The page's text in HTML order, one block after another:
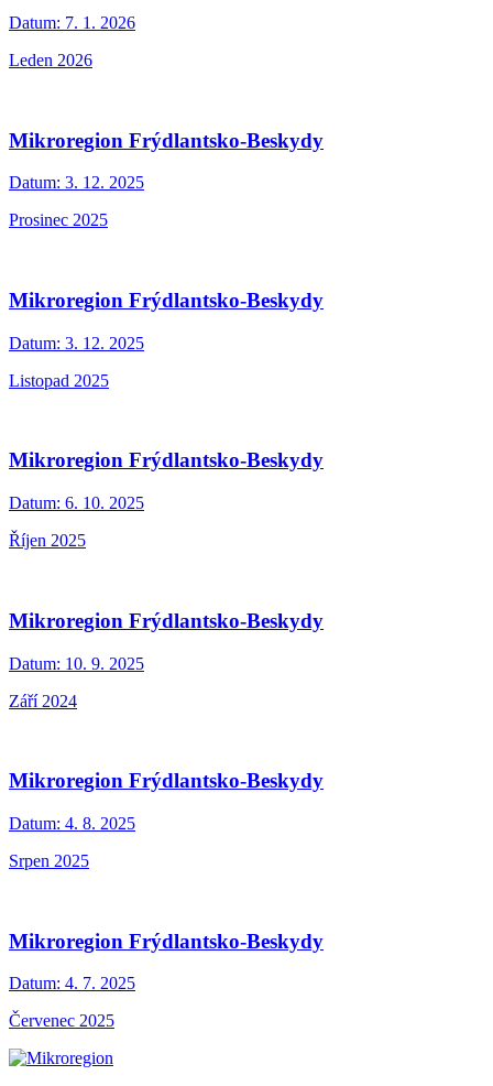
Datum: 7. 1. 2026
Leden 2026
Mikroregion Frýdlantsko-Beskydy
Datum: 3. 12. 2025
Prosinec 2025
Mikroregion Frýdlantsko-Beskydy
Datum: 3. 12. 2025
Listopad 2025
Mikroregion Frýdlantsko-Beskydy
Datum: 6. 10. 2025
Říjen 2025
Mikroregion Frýdlantsko-Beskydy
Datum: 10. 9. 2025
Září 2024
Mikroregion Frýdlantsko-Beskydy
Datum: 4. 8. 2025
Srpen 2025
Mikroregion Frýdlantsko-Beskydy
Datum: 4. 7. 2025
Červenec 2025